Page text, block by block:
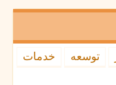
توسعه
خدمات